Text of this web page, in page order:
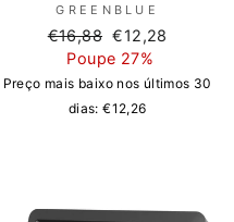
GREENBLUE
Preço
normal
€16,88 Preço
de
saldo
€12,28
Poupe 27%
Preço mais baixo nos últimos 30
dias:€12,26